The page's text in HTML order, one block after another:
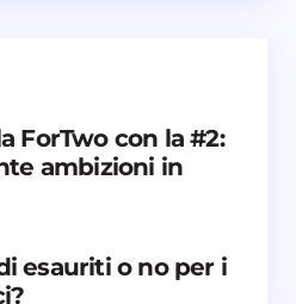
ForTwo con la #2:
ambizioni in
esauriti o no per i